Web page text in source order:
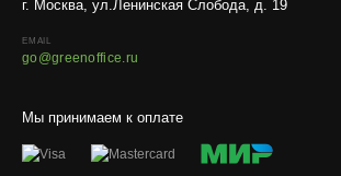
грунты.
Отправляем кашпо, горшки, инвентарь и
Мы принимаем к оплате
г. Москва, ул.Ленинская Слобода, д. 19
EMAIL
go@greenoffice.ru